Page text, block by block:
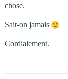
chose.
Sait-on jamais
Cordialement.